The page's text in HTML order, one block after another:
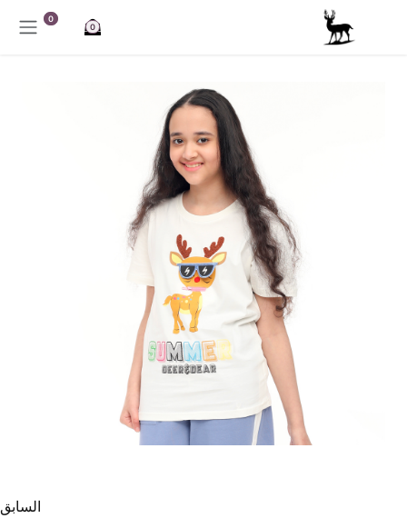
تخطي للذهاب إلى المحتوى
0
0
السابق